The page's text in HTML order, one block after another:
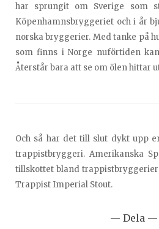
har sprungit om Sverige som
Köpenhamnsbryggeriet och i år
norska bryggerier. Med tanke på
som finns i Norge nuförtiden
Återstår bara att se om ölen hittar
Och så har det till slut dykt upp
trappistbryggeri. Amerikanska
tillskottet bland
Trappist Imperial Stout.
— Dela —